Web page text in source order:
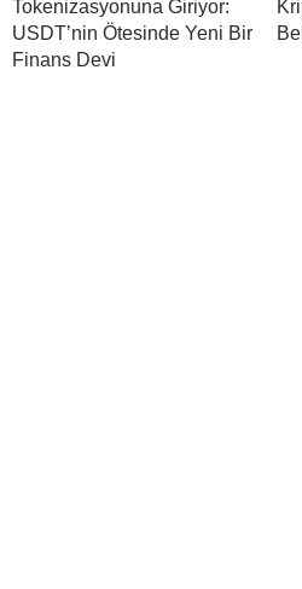
Tokenizasyonuna Giriyor:
USDT’nin Ötesinde Yeni Bir
Finans Devi